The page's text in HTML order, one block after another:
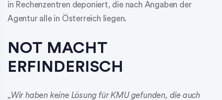
in Rechenzentren deponiert, die nach Angaben der
Agentur alle in Österreich liegen.
NOT MACHT
ERFINDERISCH
„Wir haben keine Lösung für KMU gefunden, die auch